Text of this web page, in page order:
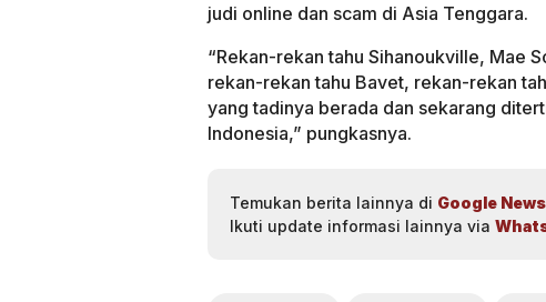
judi online dan scam di Asia Tenggara.
“Rekan-rekan tahu Sihanoukville, Mae
rekan-rekan tahu Bavet, rekan-rekan
yang tadinya berada dan sekarang
Indonesia,” pungkasnya.
Temukan berita lainnya di Google News
Ikuti update informasi lainnya via